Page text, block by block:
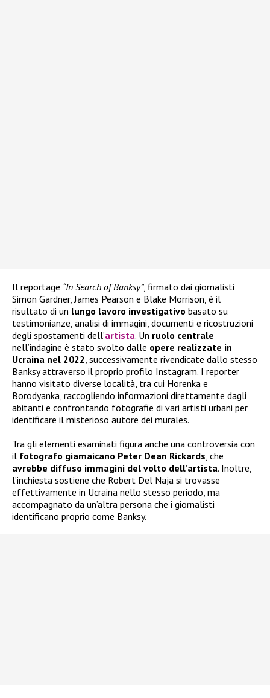
Il reportage “In Search of Banksy”, firmato dai giornalisti
Simon Gardner, James Pearson e Blake Morrison, è il
risultato di un lungo lavoro investigativo basato su
testimonianze, analisi di immagini, documenti e ricostruzioni
degli spostamenti dell’artista. Un ruolo centrale
nell’indagine è stato svolto dalle opere realizzate in
Ucraina nel 2022 , successivamente rivendicate dallo stesso
Banksy attraverso il proprio profilo Instagram. I reporter
hanno visitato diverse località, tra cui Horenka e
Borodyanka, raccogliendo informazioni direttamente dagli
abitanti e confrontando fotografie di vari artisti urbani per
identificare il misterioso autore dei murales.
Tra gli elementi esaminati figura anche una controversia con
il fotografo giamaicano Peter Dean Rickards , che
avrebbe diffuso immagini del volto dell’artista. Inoltre,
l’inchiesta sostiene che Robert Del Naja si trovasse
effettivamente in Ucraina nello stesso periodo, ma
accompagnato da un’altra persona che i giornalisti
identificano proprio come Banksy.